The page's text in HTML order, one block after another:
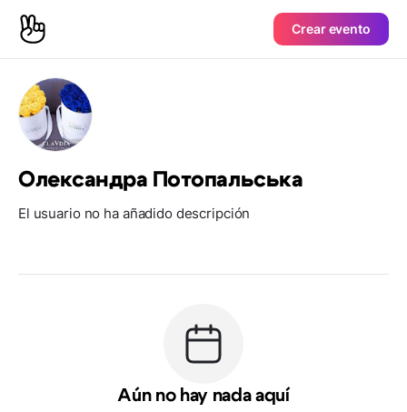
Crear evento
Олександра Потопальська
El usuario no ha añadido descripción
Aún no hay nada aquí